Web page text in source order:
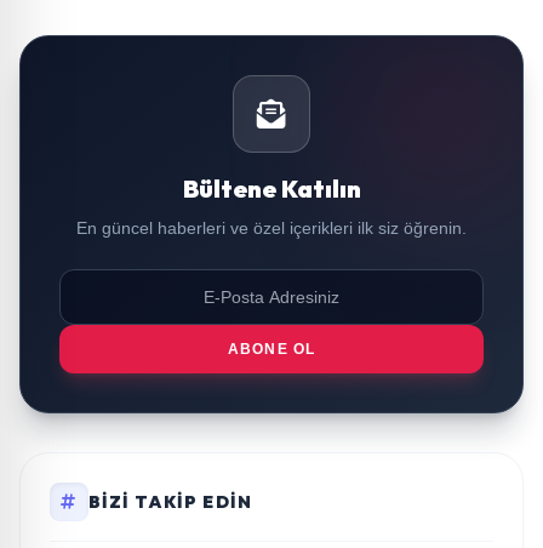
Bültene Katılın
En güncel haberleri ve özel içerikleri ilk siz öğrenin.
ABONE OL
BIZI TAKIP EDIN